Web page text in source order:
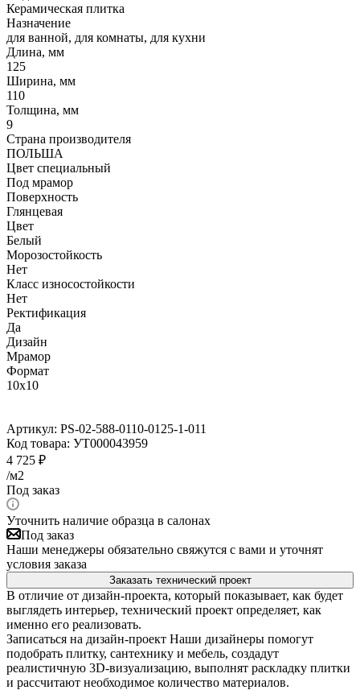
Керамическая плитка
Назначение
для ванной, для комнаты, для кухни
Длина, мм
125
Ширина, мм
110
Толщина, мм
9
Страна производителя
ПОЛЬША
Цвет специальный
Под мрамор
Поверхность
Глянцевая
Цвет
Белый
Морозостойкость
Нет
Класс износостойкости
Нет
Ректификация
Да
Дизайн
Мрамор
Формат
10x10
Артикул: PS-02-588-0110-0125-1-011
Код товара: УТ000043959
4 725 ₽
/м2
Под заказ
Уточнить наличие образца в салонах
Под заказ
Наши менеджеры обязательно свяжутся с вами и уточнят
условия заказа
Заказать технический проект
В отличие от дизайн-проекта, который показывает, как будет
выглядеть интерьер, технический проект определяет, как
именно его реализовать.
Записаться на дизайн-проект Наши дизайнеры помогут
подобрать плитку, сантехнику и мебель, создадут
реалистичную 3D-визуализацию, выполнят раскладку плитки
и рассчитают необходимое количество материалов.